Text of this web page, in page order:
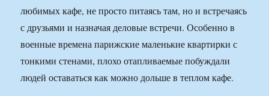
любимых кафе, не просто питаясь там, но и встречаясь
с друзьями и назначая деловые встречи. Особенно в
военные времена парижские маленькие квартирки с
тонкими стенами, плохо отапливаемые побуждали
людей оставаться как можно дольше в теплом кафе.